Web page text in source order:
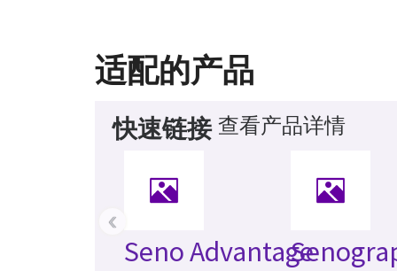
适配的产品
快速链接 查看产品详情
Seno Advantage
‹